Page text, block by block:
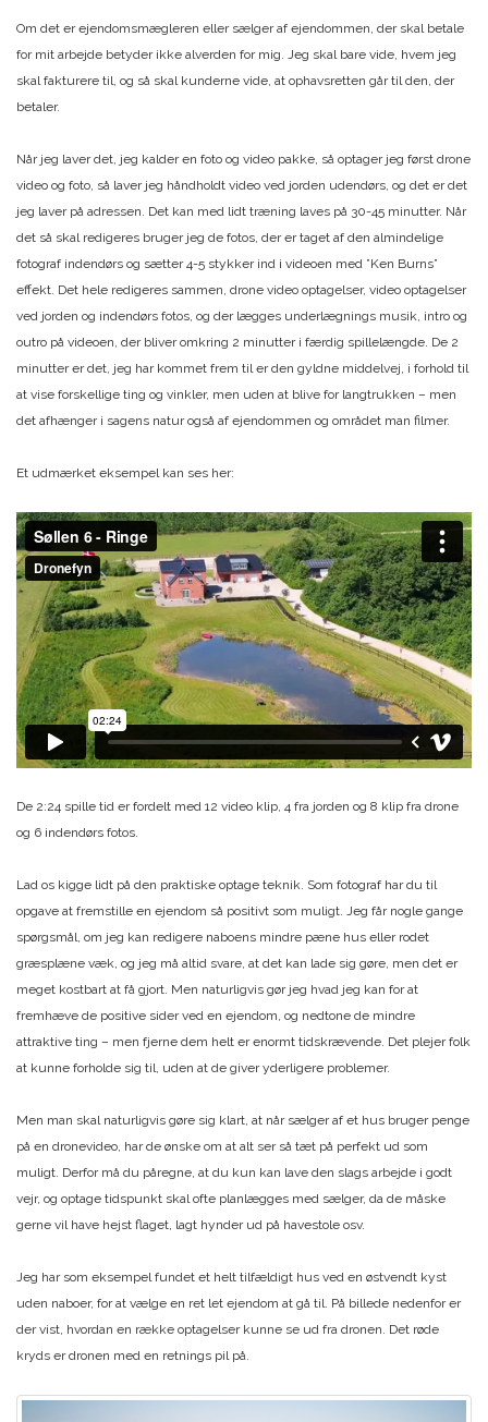
Om det er ejendomsmægleren eller sælger af ejendommen, der skal betale
for mit arbejde betyder ikke alverden for mig. Jeg skal bare vide, hvem jeg
skal fakturere til, og så skal kunderne vide, at ophavsretten går til den, der
betaler.
Når jeg laver det, jeg kalder en foto og video pakke, så optager jeg først drone
video og foto, så laver jeg håndholdt video ved jorden udendørs, og det er det
jeg laver på adressen. Det kan med lidt træning laves på 30-45 minutter. Når
det så skal redigeres bruger jeg de fotos, der er taget af den almindelige
fotograf indendørs og sætter 4-5 stykker ind i videoen med ”Ken Burns”
effekt. Det hele redigeres sammen, drone video optagelser, video optagelser
ved jorden og indendørs fotos, og der lægges underlægnings musik, intro og
outro på videoen, der bliver omkring 2 minutter i færdig spillelængde. De 2
minutter er det, jeg har kommet frem til er den gyldne middelvej, i forhold til
at vise forskellige ting og vinkler, men uden at blive for langtrukken – men
det afhænger i sagens natur også af ejendommen og området man filmer.
Et udmærket eksempel kan ses her:
De 2:24 spille tid er fordelt med 12 video klip, 4 fra jorden og 8 klip fra drone
og 6 indendørs fotos.
Lad os kigge lidt på den praktiske optage teknik. Som fotograf har du til
opgave at fremstille en ejendom så positivt som muligt. Jeg får nogle gange
spørgsmål, om jeg kan redigere naboens mindre pæne hus eller rodet
græsplæne væk, og jeg må altid svare, at det kan lade sig gøre, men det er
meget kostbart at få gjort. Men naturligvis gør jeg hvad jeg kan for at
fremhæve de positive sider ved en ejendom, og nedtone de mindre
attraktive ting – men fjerne dem helt er enormt tidskrævende. Det plejer folk
at kunne forholde sig til, uden at de giver yderligere problemer.
Men man skal naturligvis gøre sig klart, at når sælger af et hus bruger penge
på en dronevideo, har de ønske om at alt ser så tæt på perfekt ud som
muligt. Derfor må du påregne, at du kun kan lave den slags arbejde i godt
vejr, og optage tidspunkt skal ofte planlægges med sælger, da de måske
gerne vil have hejst flaget, lagt hynder ud på havestole osv.
Jeg har som eksempel fundet et helt tilfældigt hus ved en østvendt kyst
uden naboer, for at vælge en ret let ejendom at gå til. På billede nedenfor er
der vist, hvordan en række optagelser kunne se ud fra dronen. Det røde
kryds er dronen med en retnings pil på.